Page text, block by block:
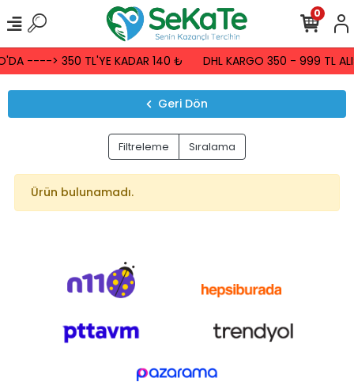
----> 350 TL'YE KADAR 140 ₺ DHL KARGO 350 - 999 TL
0
Geri Dön
Filtreleme Sıralama
Ürün bulunamadı.